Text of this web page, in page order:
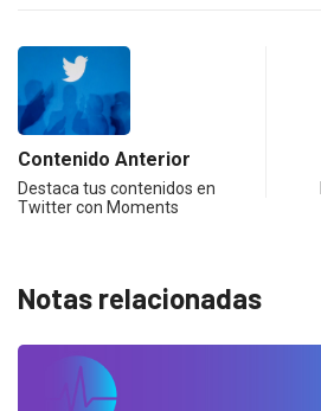
Contenido Anterior
Destaca tus contenidos en
Twitter con Moments
Notas relacionadas